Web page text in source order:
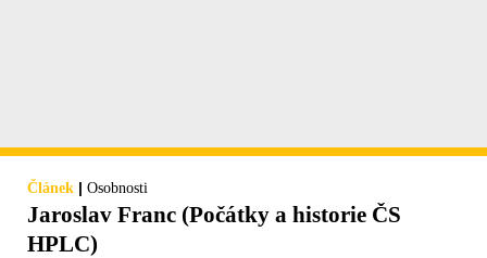
Článek | Osobnosti
Jaroslav Franc (Počátky a historie ČS
HPLC)